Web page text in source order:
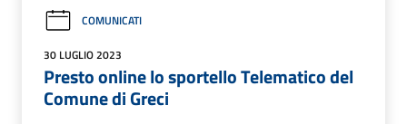
COMUNICATI
30 LUGLIO 2023
Presto online lo sportello Telematico del
Comune di Greci